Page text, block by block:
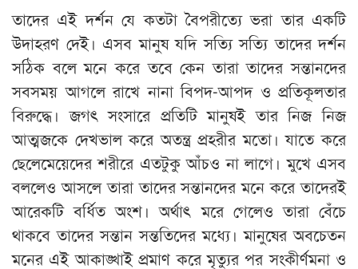
তাদের এই দর্শন যে কতটা বৈপরীত্যে ভরা তার একটি
উদাহরণ দেই। এসব মানুষ যদি সত্যি সত্যি তাদের দর্শন
সঠিক বলে মনে করে তবে কেন তারা তাদের সন্তানদের
সবসময় আগলে রাখে নানা বিপদ-আপদ ও প্রতিকূলতার
বিরুদ্ধে। জগৎ সংসারে প্রতিটি মানুষই তার নিজ নিজ
আত্মজকে দেখভাল করে অতন্ত্র প্রহরীর মতো। যাতে করে
ছেলেমেয়েদের শরীরে এতটুকু আঁচও না লাগে। মুখে এসব
বললেও আসলে তারা তাদের সন্তানদের মনে করে তাদেরই
আরেকটি বর্ধিত অংশ। অর্থাৎ মরে গেলেও তারা বেঁচে
থাকবে তাদের সন্তান সন্ততিদের মধ্যে। মানুষের অবচেতন
মনের এই আকাঙ্খাই প্রমাণ করে মৃত্যুর পর সংকীর্ণমনা ও